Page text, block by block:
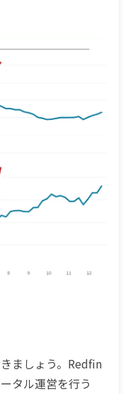
ましょう。Redfin
タル運営を行う